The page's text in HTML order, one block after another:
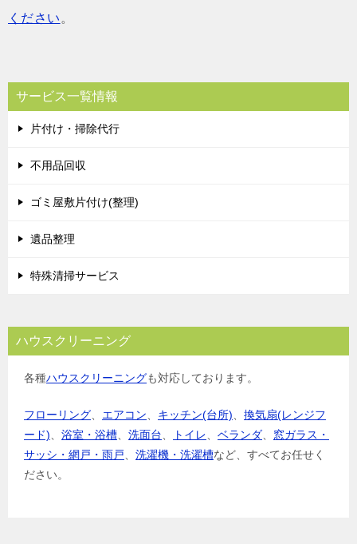
ください 。
サービス一覧情報
片付け・掃除代行
不用品回収
ゴミ屋敷片付け(整理)
遺品整理
特殊清掃サービス
ハウスクリーニング
各種ハウスクリーニングも対応しております。
フローリング エアコン キッチン(台所)
換気扇(レンジフ
ード)
浴室・浴槽 洗面台 トイレ ベランダ
窓ガラス・
サッシ・網戸・雨戸
洗濯機・洗濯槽など、すべてお任せく
ださい。